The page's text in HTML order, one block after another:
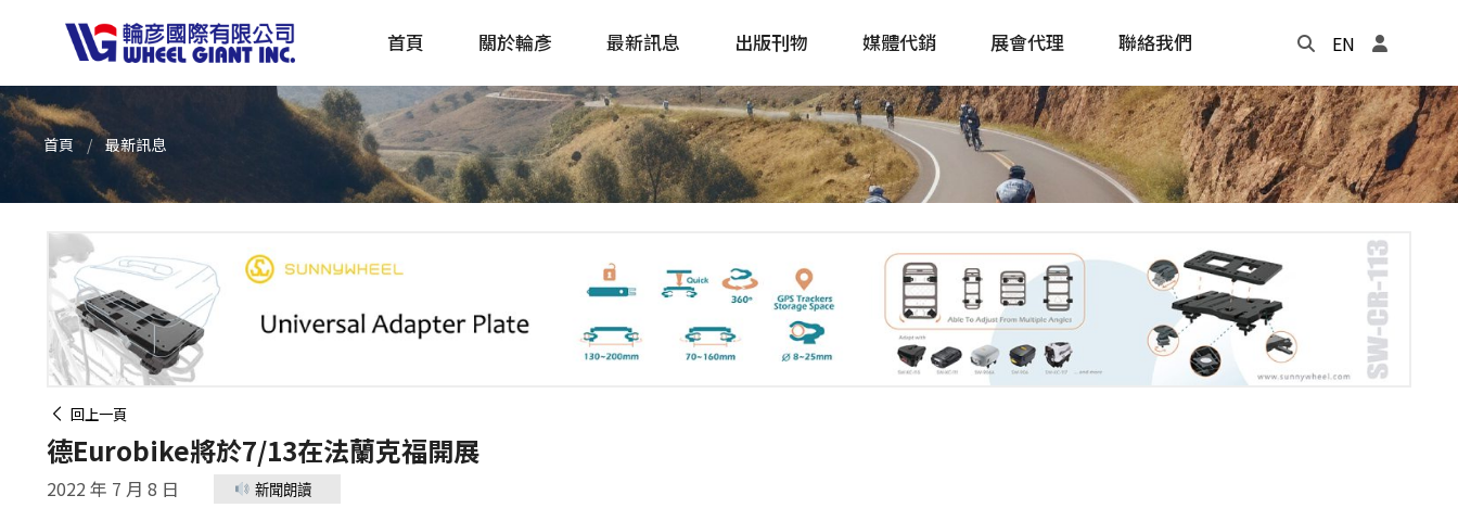
首頁 關於輪彥 最新訊息 出版刊物
產品採購指南 TBS
自行車&電動車市場快訊
Update
單車誌 Cycling Update
戶外探索 Outside
主題書籍
年度記事本
媒體代銷 展會代理 聯絡我們 EN
首頁 最新訊息
回上一頁
德Eurobike將於7/13在法蘭克福開展
2022 年 7 月 8 日 新聞朗讀